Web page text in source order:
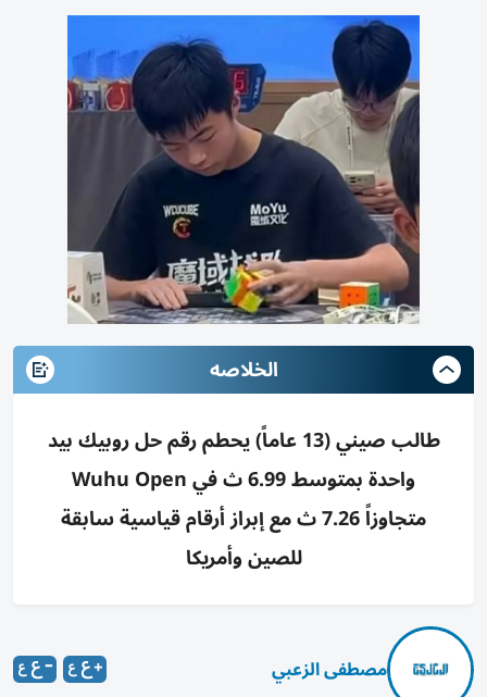
الخلاصه
طالب صيني (13 عاماً) يحطم رقم حل روبيك بيد
واحدة بمتوسط 6.99 ث في Wuhu Open
متجاوزاً 7.26 ث مع إبراز أرقام قياسية سابقة
للصين وأمريكا
مصطفى الزعبي